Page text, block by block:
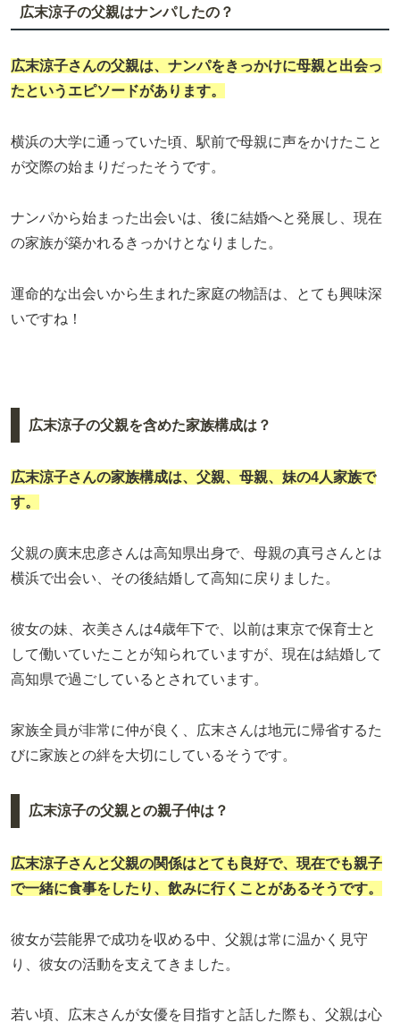
広末涼子の父親はナンパしたの？
広末涼子さんの父親は、ナンパをきっかけに母親と出会っ
たというエピソードがあります。
横浜の大学に通っていた頃、駅前で母親に声をかけたこと
が交際の始まりだったそうです。
ナンパから始まった出会いは、後に結婚へと発展し、現在
の家族が築かれるきっかけとなりました。
運命的な出会いから生まれた家庭の物語は、とても興味深
いですね！
広末涼子の父親を含めた家族構成は？
広末涼子さんの家族構成は、父親、母親、妹の4人家族で
す。
父親の廣末忠彦さんは高知県出身で、母親の真弓さんとは
横浜で出会い、その後結婚して高知に戻りました。
彼女の妹、衣美さんは4歳年下で、以前は東京で保育士と
して働いていたことが知られていますが、現在は結婚して
高知県で過ごしているとされています。
家族全員が非常に仲が良く、広末さんは地元に帰省するた
びに家族との絆を大切にしているそうです。
広末涼子の父親との親子仲は？
広末涼子さんと父親の関係はとても良好で、現在でも親子
で一緒に食事をしたり、飲みに行くことがあるそうです。
彼女が芸能界で成功を収める中、父親は常に温かく見守
り、彼女の活動を支えてきました。
若い頃、広末さんが女優を目指すと話した際も、父親は心